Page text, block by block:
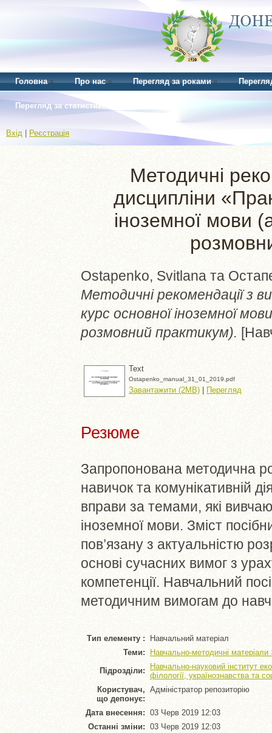
Головна Про нас Перегляд за роками
Перегляд за статистикою
Вхід Реєстрація
Методичні
дисципліни
іноземної мови
Ostapenko, Svitlana та
Методичні рекомендації з
курс основної іноземної
розмовний практикум).
Text
Ostapenko_manual_31_01_2019.pdf
Завантажити (2MB) | Перегляд
Резюме
Запропонована методична
навичок та комунікативній
вправи за темами, які
іноземної мови. Зміст
пов’язану з актуальністю
основі сучасних вимог з
компетенції. Навчальний
методичним вимогам до
Тип елементу :
Навчальний матеріал
Теми:
Навчально-методичні
Підрозділи:
Навчально-науковий інститут
філології, українознавства та
Користувач,
що депонує:
Адміністратор репозиторію
Дата внесення: 03 Черв 2019 12:03
Останні зміни: 03 Черв 2019 12:03